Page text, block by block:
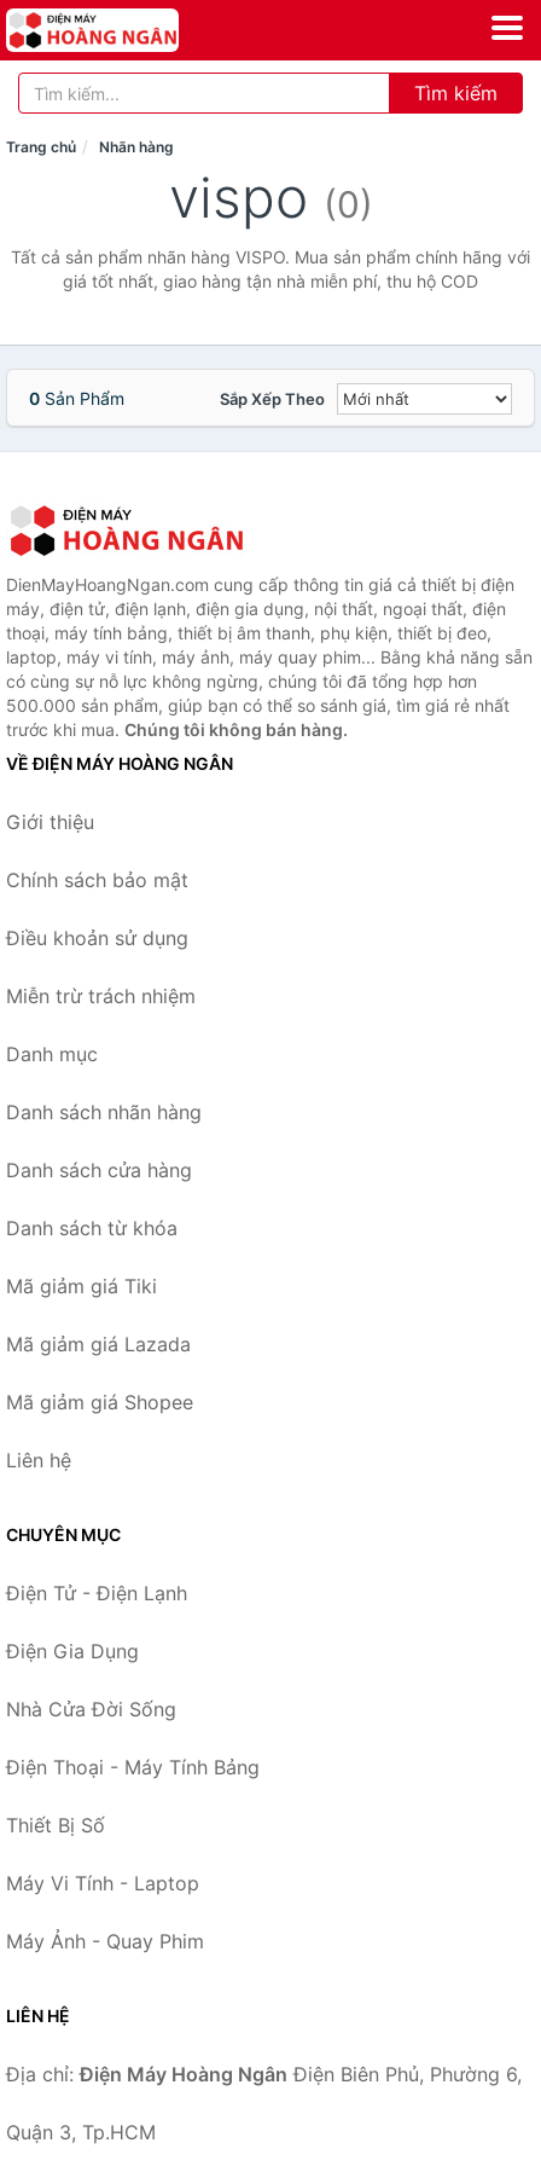
Tìm kiếm
Trang chủ Nhãn hàng
vispo (0)
Tất cả sản phẩm nhãn hàng VISPO. Mua sản phẩm chính hãng với
giá tốt nhất, giao hàng tận nhà miễn phí, thu hộ COD
0 Sản Phẩm Sắp Xếp Theo
DienMayHoangNgan.com cung cấp thông tin giá cả thiết bị điện
máy, điện tử, điện lạnh, điện gia dụng, nội thất, ngoại thất, điện
thoại, máy tính bảng, thiết bị âm thanh, phụ kiện, thiết bị đeo,
laptop, máy vi tính, máy ảnh, máy quay phim... Bằng khả năng sẵn
có cùng sự nỗ lực không ngừng, chúng tôi đã tổng hợp hơn
500.000 sản phẩm, giúp bạn có thể so sánh giá, tìm giá rẻ nhất
trước khi mua. Chúng tôi không bán hàng.
VỀ ĐIỆN MÁY HOÀNG NGÂN
Giới thiệu
Chính sách bảo mật
Điều khoản sử dụng
Miễn trừ trách nhiệm
Danh mục
Danh sách nhãn hàng
Danh sách cửa hàng
Danh sách từ khóa
Mã giảm giá Tiki
Mã giảm giá Lazada
Mã giảm giá Shopee
Liên hệ
CHUYÊN MỤC
Điện Tử - Điện Lạnh
Điện Gia Dụng
Nhà Cửa Đời Sống
Điện Thoại - Máy Tính Bảng
Thiết Bị Số
Máy Vi Tính - Laptop
Máy Ảnh - Quay Phim
LIÊN HỆ
Địa chỉ:Điện Máy Hoàng Ngân Điện Biên Phủ, Phường 6,
Quận 3, Tp.HCM